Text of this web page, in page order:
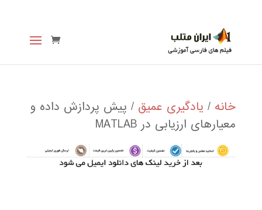
خانه / یادگیری عمیق / پیش پردازش داده و
معیارهای ارزیابی در MATLAB